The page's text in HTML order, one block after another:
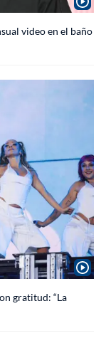
video en el baño
gratitud: “La